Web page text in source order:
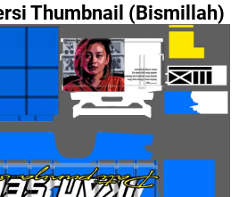
Thumbnail (Bismillah)